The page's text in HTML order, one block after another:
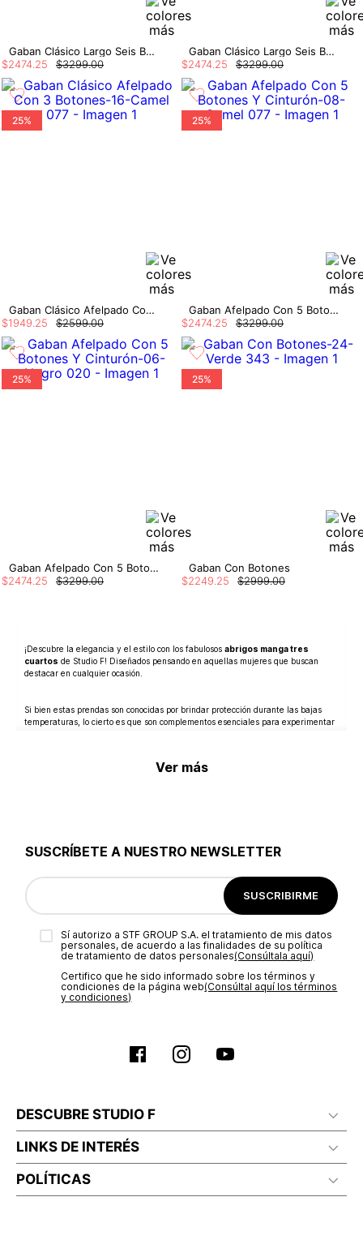
Gaban Clásico Largo Seis Botones
$3299.00
$2474 25
Gaban Clásico Largo Seis Botones
$3299.00
$2474 25
25%
Gaban Clásico Afelpado Con 3 Botones
$2599.00
$1949 25
25%
Gaban Afelpado Con 5 Botones Y Cinturón
$3299.00
$2474 25
25%
Gaban Afelpado Con 5 Botones Y Cinturón
$3299.00
$2474.25
25%
Gaban Con Botones
$2999.00
$2249.25
¡Descubre la elegancia y el estilo con los fabulosos abrigos manga tres
cuartos de Studio F! Diseñados pensando en aquellas mujeres que buscan
destacar en cualquier ocasión.
Si bien estas prendas son conocidas por brindar protección durante las bajas
temperaturas, lo cierto es que son complementos esenciales para experimentar
En nuestro amplio catálogo de opciones, verás gabanes en paño con cuellos
que destacan por su durabilidad, resistencia y confort; cualidades importantes a
la hora de crear looks memorables.
Si eres una amante de moda que busca brillar con cada uno de sus atuendos, los
abrigos manga tres cuartos para mujer de Studio F tienen el toque de
glamour que necesitas.
Ver más
SUSCRÍBETE A NUESTRO NEWSLETTER
SUSCRIBIRME
Sí autorizo a STF GROUP S.A. el tratamiento de mis datos
personales, de acuerdo a las finalidades de su política
de tratamiento de datos personales‎(Consúltala aquí)
Certifico que he sido informado sobre los términos y
condiciones de la página web‎(Consúltal aquí los términos
y condiciones)
DESCUBRE STUDIO F
LINKS DE INTERÉS
POLÍTICAS